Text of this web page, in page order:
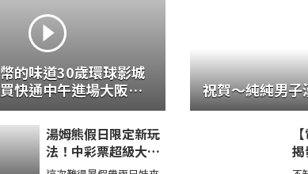
的味道30歲環球影城
快通中午進場大阪住
！
湯姆熊假日限定新玩
法！中彩票超級大獎
原來這些機台彩票這
祝賀～純純男子